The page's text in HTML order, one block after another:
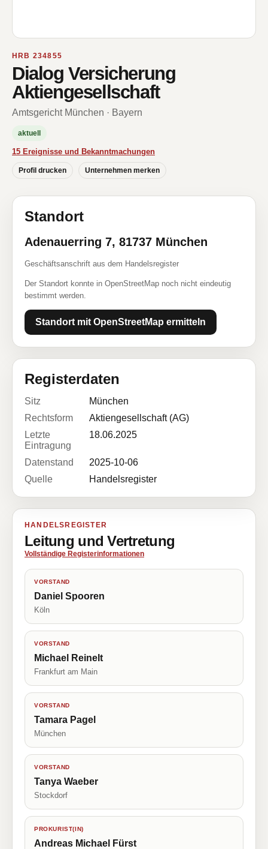
HRB 234855
Dialog Versicherung
Aktiengesellschaft
Amtsgericht München · Bayern
aktuell
15 Ereignisse und Bekanntmachungen
Profil drucken Unternehmen merken
Standort
Adenauerring 7, 81737 München
Geschäftsanschrift aus dem Handelsregister
Der Standort konnte in OpenStreetMap noch nicht eindeutig
bestimmt werden.
Standort mit OpenStreetMap ermitteln
Registerdaten
Sitz
München
Rechtsform
Aktiengesellschaft (AG)
Letzte
Eintragung
18.06.2025
Datenstand
2025-10-06
Quelle
Handelsregister
HANDELSREGISTER
Leitung und Vertretung
Vollständige Registerinformationen
VORSTAND
Daniel Spooren
Köln
VORSTAND
Michael Reinelt
Frankfurt am Main
VORSTAND
Tamara Pagel
München
VORSTAND
Tanya Waeber
Stockdorf
PROKURIST(IN)
Andreas Michael Fürst